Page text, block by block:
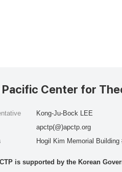
Pacific Center for
Kong-Ju-Bock LEE
apctp(@)apctp.org
Hogil Kim Memorial
is supported by the Korean